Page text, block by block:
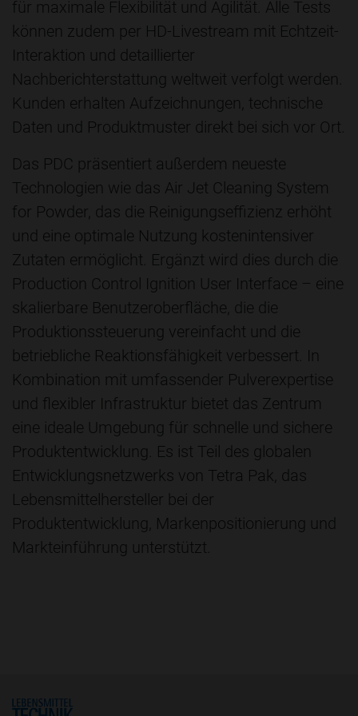
für maximale Flexibilität und Agilität. Alle Tests
können zudem per HD-Livestream mit Echtzeit-
Interaktion und detaillierter
Nachberichterstattung weltweit verfolgt werden.
Kunden erhalten Aufzeichnungen, technische
Daten und Produktmuster direkt bei sich vor Ort.
Das PDC präsentiert außerdem neueste
Technologien wie das Air Jet Cleaning System
for Powder, das die Reinigungseffizienz erhöht
und eine optimale Nutzung kostenintensiver
Zutaten ermöglicht. Ergänzt wird dies durch die
Production Control Ignition User Interface – eine
skalierbare Benutzeroberfläche, die die
Produktionssteuerung vereinfacht und die
betriebliche Reaktionsfähigkeit verbessert. In
Kombination mit umfassender Pulverexpertise
und flexibler Infrastruktur bietet das Zentrum
eine ideale Umgebung für schnelle und sichere
Produktentwicklung. Es ist Teil des globalen
Entwicklungsnetzwerks von Tetra Pak, das
Lebensmittelhersteller bei der
Produktentwicklung, Markenpositionierung und
Markteinführung unterstützt.
Home